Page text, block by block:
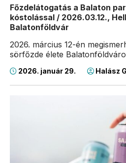
Főzdelátogatás a Balaton
kóstolással / 2026.03.12.,
Balatonföldvár
2026. március 12-én
sörfőzde élete
2026. január 29. Halász